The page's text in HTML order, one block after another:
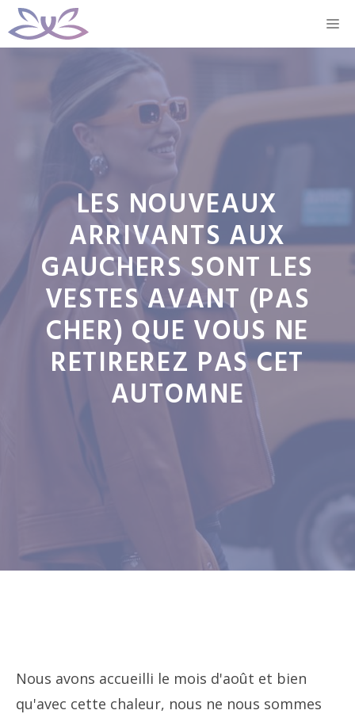
Aller
au
LES NOUVEAUX
ARRIVANTS AUX
GAUCHERS SONT LES
VESTES AVANT (PAS
CHER) QUE VOUS NE
RETIREREZ PAS CET
AUTOMNE
Nous avons accueilli le mois d'août et bien
qu'avec cette chaleur, nous ne nous sommes